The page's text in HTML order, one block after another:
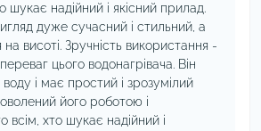
шукає надійний і якісний прилад.
дуже сучасний і стильний, а
на висоті. Зручність використання -
цього водонагрівача. Він
і має простий і зрозумілий
його роботою і
всім, хто шукає надійний і